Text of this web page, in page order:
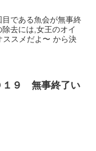
である魚会が無事終
去には,女王のオイ
ススメだよ〜 から決
１９ 無事終了い